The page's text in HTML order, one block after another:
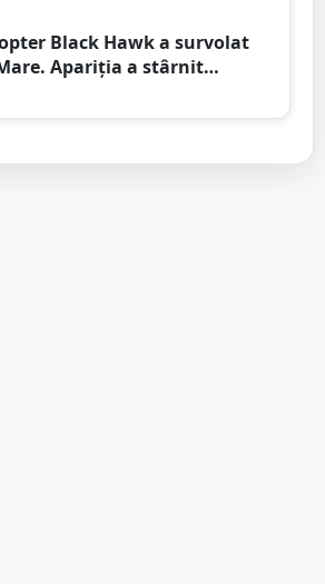
Black Hawk a survolat
Apariția a stârnit